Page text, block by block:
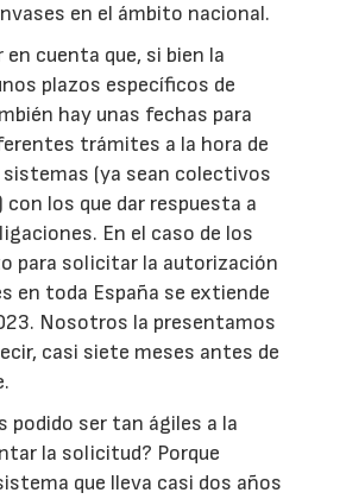
en el ámbito nacional.
en cuenta que, si bien la
plazos específicos de
hay unas fechas para
trámites a la hora de
(ya sean colectivos
con los que dar respuesta a
En el caso de los
para solicitar la autorización
en toda España se extiende
Nosotros la presentamos
casi siete meses antes de
podido ser tan ágiles a la
la solicitud? Porque
que lleva casi dos años